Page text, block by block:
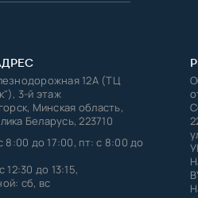
12А (ТЦ
3-й этаж
Минская область,
Беларусь, 223710
8:00 до 17:00, пт: с 8:00 до
12:30 до 13:15,
сб, вс